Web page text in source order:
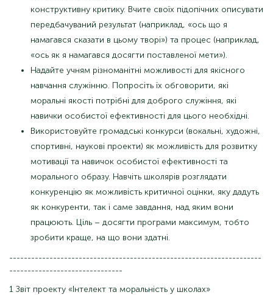
конструктивну критику. Вчите своїх підопічних описувати
передбачуваний результат (наприклад, «ось що я
намагався сказати в цьому творі») та процес (наприклад,
«ось як я намагався досягти поставленої мети»).
Надайте учням різноманітні можливості для якісного
навчання служінню. Попросіть їх обговорити, які
моральні якості потрібні для доброго служіння, які
навички особистої ефективності для цього необхідні.
Використовуйте громадські конкурси (вокальні, художні,
спортивні, наукові проекти) як можливість для розвитку
мотивації та навичок особистої ефективності та
морального образу. Навчіть школярів розглядати
конкуренцію як можливість критичної оцінки, яку дадуть
як конкуренти, так і саме завдання, над яким вони
працюють. Ціль – досягти програми максимум, тобто
зробити краще, на що вони здатні.
---------------------------------------------------------------------
-------------------------------
1 Звіт проекту «Інтелект та моральність у школах»